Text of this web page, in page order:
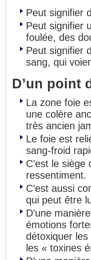
Peut signifier
Peut signifier
foulée, des
Peut signifier
sang, qui
D’un point
La zone foie
une colère
très ancien
Le foie est
sang-froid
C’est le
ressentiment.
C’est aussi
qui peut être
D’une
émotions
détoxiquer
les « toxines